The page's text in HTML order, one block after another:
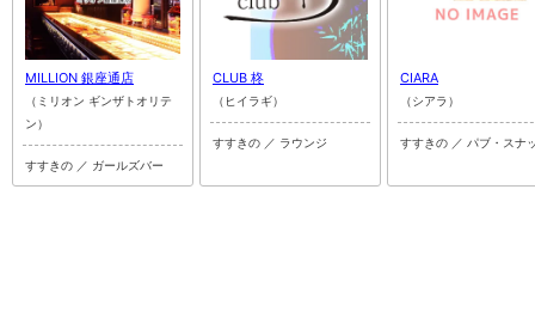
MILLION 銀座通店
（ミリオン ギンザトオリテ
ン）
すすきの ／ ガールズバー
CLUB 柊
（ヒイラギ）
すすきの ／ ラウンジ
CIARA
（シアラ）
すすきの ／ パブ・スナ